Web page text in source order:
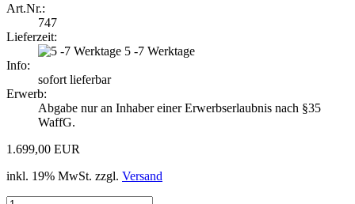
Art.Nr.:
747
Lieferzeit:
5 -7 Werktage
Info:
sofort lieferbar
Erwerb:
Abgabe nur an Inhaber einer Erwerbserlaubnis nach §35
WaffG.
1.699,00 EUR
inkl. 19% MwSt. zzgl. Versand